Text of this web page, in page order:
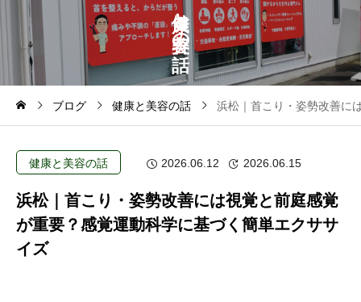
と
の
ブログ 健康と美容の話 浜松｜首こり・姿勢改善に
健康と美容の話 2026.06.12 2026.06.15
浜松｜首こり・姿勢改善には視覚と前庭感覚
が重要？感覚運動科学に基づく簡単エクササ
イズ